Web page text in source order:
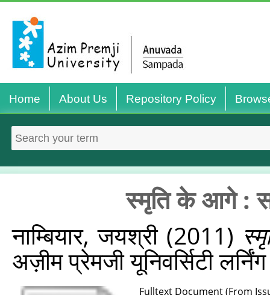
Home About Us Repository Policy
स्मृति के आगे :
नाम्बियार, जयश्री(2011)
अज़ीम प्रेमजी यूनिवर्सिटी
Fulltext Document (From